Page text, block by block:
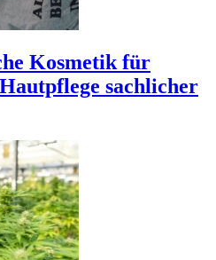
Kosmetik für
sachlicher